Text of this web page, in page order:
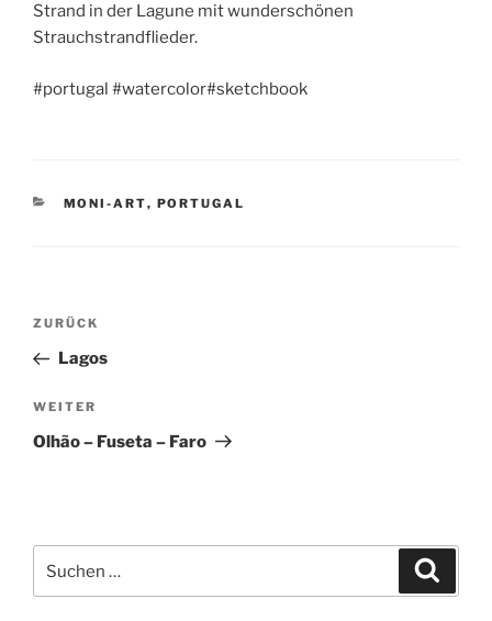
Strand in der Lagune mit wunderschönen
Strauchstrandflieder.
#portugal #watercolor#sketchbook
KATEGORIEN
MONI-ART, PORTUGAL
Beitragsnavigation
Vorheriger
Beitrag
ZURÜCK
Lagos
Nächster
Beitrag
WEITER
Olhão – Fuseta – Faro
nach: